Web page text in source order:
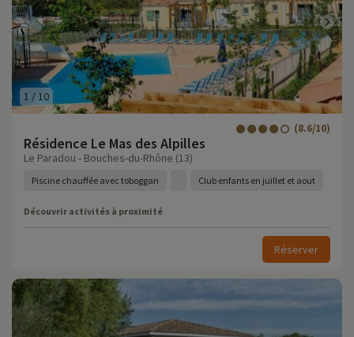
1 / 10
Résidence Le Mas des Alpilles
(8.6/10)
Le Paradou - Bouches-du-Rhône (13)
Piscine chauffée avec toboggan Club enfants en juillet et aout
Découvrir activités à proximité
Réserver